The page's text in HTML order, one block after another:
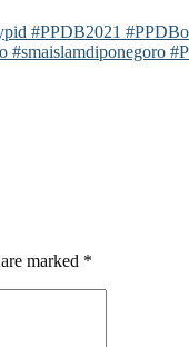
#PPDB2021
#smaislamdiponegoro
marked *